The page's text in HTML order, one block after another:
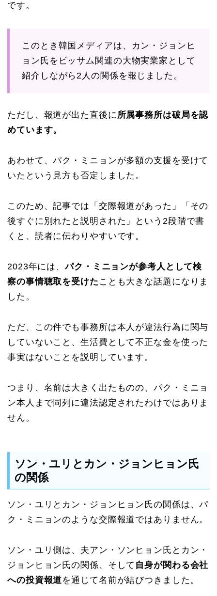
です。
このとき韓国メディアは、カン・ジョンヒ
ョン氏をビッサム関連の大物実業家として
紹介しながら2人の関係を報じました。
ただし、報道が出た直後に所属事務所は破局を認
めています。
あわせて、パク・ミニョンが多額の支援を受けて
いたという見方も否定しました。
このため、記事では「交際報道があった」「その
後すぐに別れたと説明された」という2段階で書
くと、読者に伝わりやすいです。
2023年には、パク・ミニョンが参考人として検
察の事情聴取を受けた ことも大きな話題になりま
した。
ただ、この件でも事務所は本人が違法行為に関与
していないこと、生活費として不正な金を使った
事実はないことを説明しています。
つまり、名前は大きく出たものの、パク・ミニョ
ン本人まで同列に違法認定されたわけではありま
せん。
ソン・ユリとカン・ジョンヒョン氏
の関係
ソン・ユリとカン・ジョンヒョン氏の関係は、パ
ク・ミニョンのような交際報道ではありません。
ソン・ユリ側は、夫アン・ソンヒョン氏とカン・
ジョンヒョン氏の関係、そして 自身が関わる会社
への投資報道を通じて名前が結びつきました。